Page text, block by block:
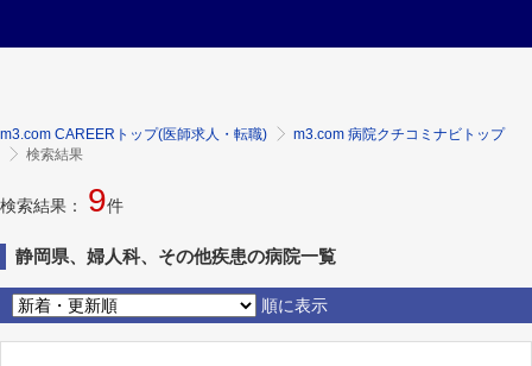
m3.com CAREERトップ(医師求人・転職)
m3.com 病院クチコミナビトップ
検索結果
検索結果： 9件
静岡県、婦人科、その他疾患の病院一覧
順に表示